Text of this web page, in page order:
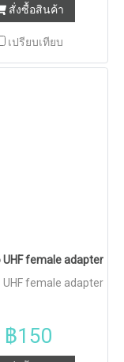
สั่งซื้อสินค้า
เปรียบเทียบ
UHF female adapter
UHF female adapter
฿150